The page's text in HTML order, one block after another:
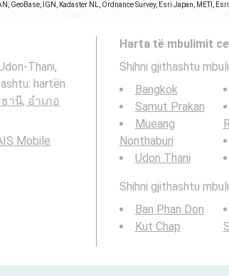
GeoBase, IGN, Kadaster NL, Ordnance Survey, Esri Japan, METI,
Thani,
hartën
านี, อำเภอ
Mobile
Harta të mbulimit
Shihni gjithashtu
Bangkok
Samut Prakan
Mueang
Nonthaburi
Udon Thani
Shihni gjithashtu
Ban Phan Don
Kut Chap